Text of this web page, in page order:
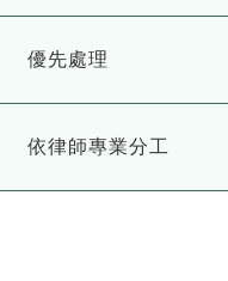
優先處理
依律師專業分工